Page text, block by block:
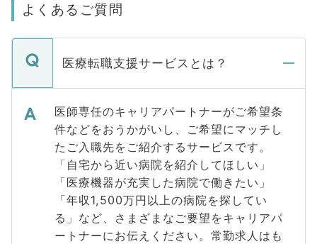
よくあるご質問
医療転職支援サービスとは？
医師専任のキャリアパートナーがご希望条
件などをおうかがいし、ご希望にマッチし
たご入職先をご紹介するサービスです。
「自宅から近い病院を紹介してほしい」
「医療機器が充実した病院で働きたい」
「年収1,500万円以上の病院を探してい
る」など、さまざまなご要望をキャリアパ
ートナーにお伝えください。常勤求人はも